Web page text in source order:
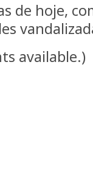
de hoje,
available.)